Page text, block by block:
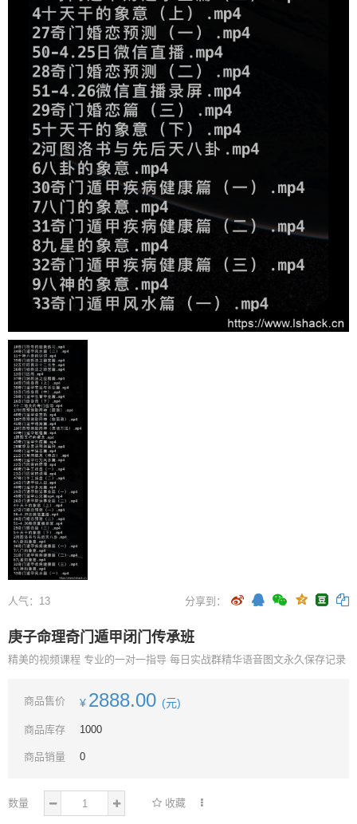
人气： 13 分享到：
庚子命理奇门遁甲闭门传承班
精美的视频课程 专业的一对一指导 每日实战群精华语音图文永久保存记录
商品售价 ¥ 2888.00 (元)
商品库存 1000
商品销量 0
数量 收藏